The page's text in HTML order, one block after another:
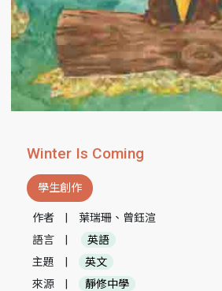
Winter Is Coming
學生創作
作者
葉瑞珊、曾鈺渲
語言
英語
主題
英文
來源
靜修中學